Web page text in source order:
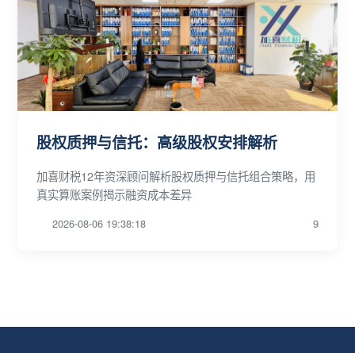
股权质押与信托：高级股权安排解析
加喜财税12年资深顾问解析股权质押与信托组合策略，用
真实算账案例揭示融资成本差异
2026-08-06 19:38:18 9